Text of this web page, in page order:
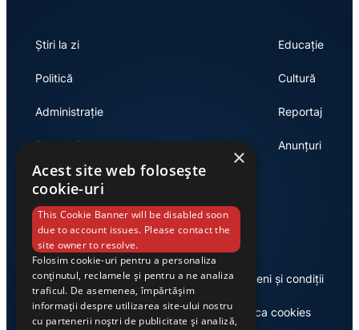
Știri la zi
Politică
Administrație
Economie
Educație
Cultură
Reportaj
Anunțuri
Link-uri utile
Despre noi
Casa de editură Exclusiv
Termeni și condiții
Politica cookies
×
Acest site web folosește
cookie-uri
This Cookie Banner will be disabled soon
due to account issues. Please contact the
site owner to resolve.
Folosim cookie-uri pentru a personaliza
conținutul, reclamele și pentru a ne analiza
traficul. De asemenea, împărtășim
informații despre utilizarea site-ului nostru
cu partenerii noștri de publicitate și analiză,